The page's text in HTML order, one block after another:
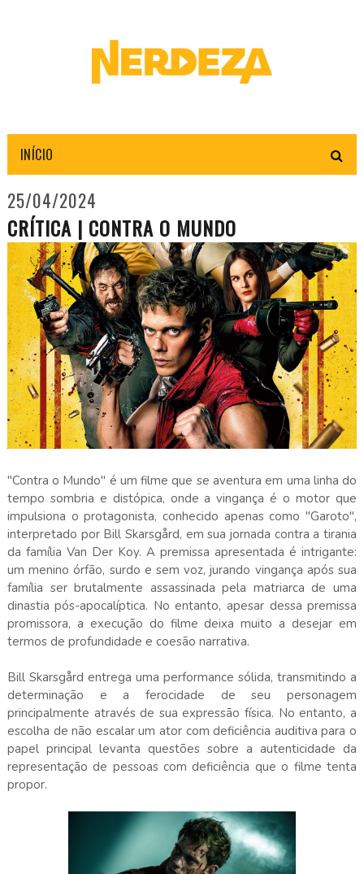
INÍCIO
25/04/2024
CRÍTICA | CONTRA O MUNDO
"Contra o Mundo" é um filme que se aventura em uma linha do
tempo sombria e distópica, onde a vingança é o motor que
impulsiona o protagonista, conhecido apenas como "Garoto",
interpretado por Bill Skarsgård, em sua jornada contra a tirania
da família Van Der Koy. A premissa apresentada é intrigante:
um menino órfão, surdo e sem voz, jurando vingança após sua
família ser brutalmente assassinada pela matriarca de uma
dinastia pós-apocalíptica. No entanto, apesar dessa premissa
promissora, a execução do filme deixa muito a desejar em
termos de profundidade e coesão narrativa.
Bill Skarsgård entrega uma performance sólida, transmitindo a
determinação e a ferocidade de seu personagem
principalmente através de sua expressão física. No entanto, a
escolha de não escalar um ator com deficiência auditiva para o
papel principal levanta questões sobre a autenticidade da
representação de pessoas com deficiência que o filme tenta
propor.